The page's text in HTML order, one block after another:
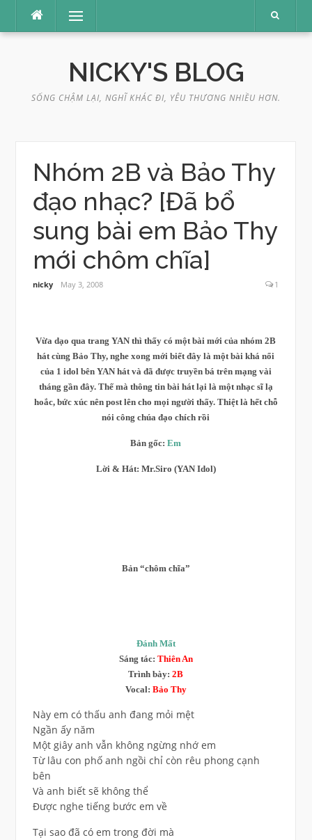
content
Menu
NICKY'S BLOG
SỐNG CHẬM LẠI, NGHĨ KHÁC ĐI, YÊU THƯƠNG NHIỀU HƠN.
Nhóm 2B và Bảo Thy
đạo nhạc? [Đã bổ
sung bài em Bảo Thy
mới chôm chĩa]
nicky May 3, 2008 1
Vừa dạo qua trang YAN thì thấy có một bài mới của nhóm 2B
hát cùng Bảo Thy, nghe xong mới biết đây là một bài khá nổi
của 1 idol bên YAN hát và đã được truyền bá trên mạng vài
tháng gần đây. Thế mà thông tin bài hát lại là một nhạc sĩ lạ
hoắc, bức xúc nên post lên cho mọi người thấy. Thiệt là hết chỗ
nói công chúa đạo chích rồi
Bản gốc: Em
Lời & Hát: Mr.Siro (YAN Idol)
Bản “chôm chĩa”
Đánh Mất
Sáng tác: Thiên An
Trình bày: 2B
Vocal: Bảo Thy
Này em có thấu anh đang mỏi mệt
Ngần ấy năm
Một giây anh vẫn không ngừng nhớ em
Từ lâu con phố anh ngồi chỉ còn rêu phong cạnh
bên
Và anh biết sẽ không thể
Được nghe tiếng bước em về
Tại sao đã có em trong đời mà